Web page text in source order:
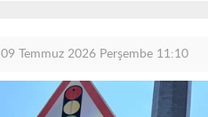
09 Temmuz 2026 Perşembe 11:10